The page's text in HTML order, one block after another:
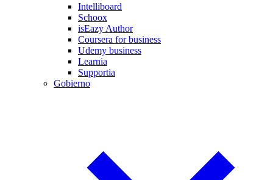
Intelliboard
Schoox
isEazy Author
Coursera for business
Udemy business
Learnia
Supportia
Gobierno